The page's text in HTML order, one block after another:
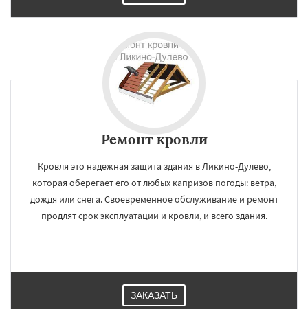
Ремонт кровли
Кровля это надежная защита здания в Ликино-Дулево,
которая оберегает его от любых капризов погоды: ветра,
дождя или снега. Своевременное обслуживание и ремонт
продлят срок эксплуатации и кровли, и всего здания.
ЗАКАЗАТЬ